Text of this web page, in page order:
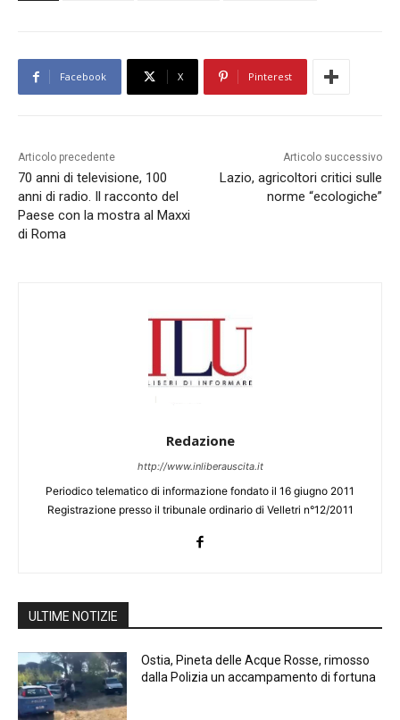
Facebook X Pinterest
Articolo precedente
70 anni di televisione, 100
anni di radio. Il racconto del
Paese con la mostra al Maxxi
di Roma
Articolo successivo
Lazio, agricoltori critici sulle
norme “ecologiche”
Redazione
http://www.inliberauscita.it
Periodico telematico di informazione fondato il 16 giugno 2011
Registrazione presso il tribunale ordinario di Velletri n°12/2011
ULTIME NOTIZIE
Ostia, Pineta delle Acque Rosse, rimosso
dalla Polizia un accampamento di fortuna